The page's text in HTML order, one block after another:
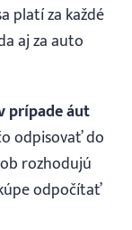
platí za každé
aj za auto
prípade áut
odpisovať do
rozhodujú
odpočítať